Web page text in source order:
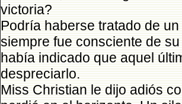
victoria?
Podría haberse tratado de
siempre fue consciente de
había indicado que aquel
despreciarlo.
Miss Christian le dijo adiós